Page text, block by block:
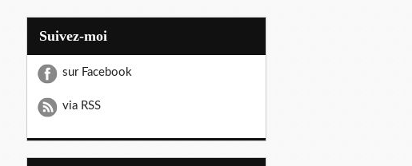
Suivez-moi
sur Facebook
via RSS